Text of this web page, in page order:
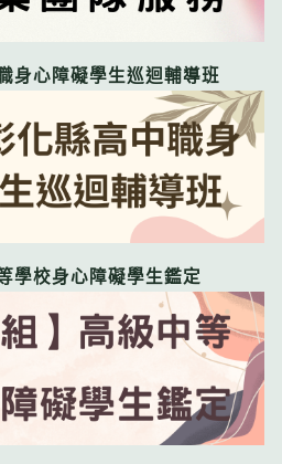
身心障礙學生巡迴輔導班
學校身心障礙學生鑑定